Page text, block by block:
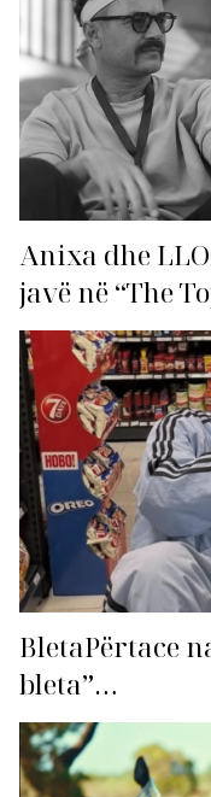
Anixa dhe
javë në “The
BletaPërtace
bleta”…